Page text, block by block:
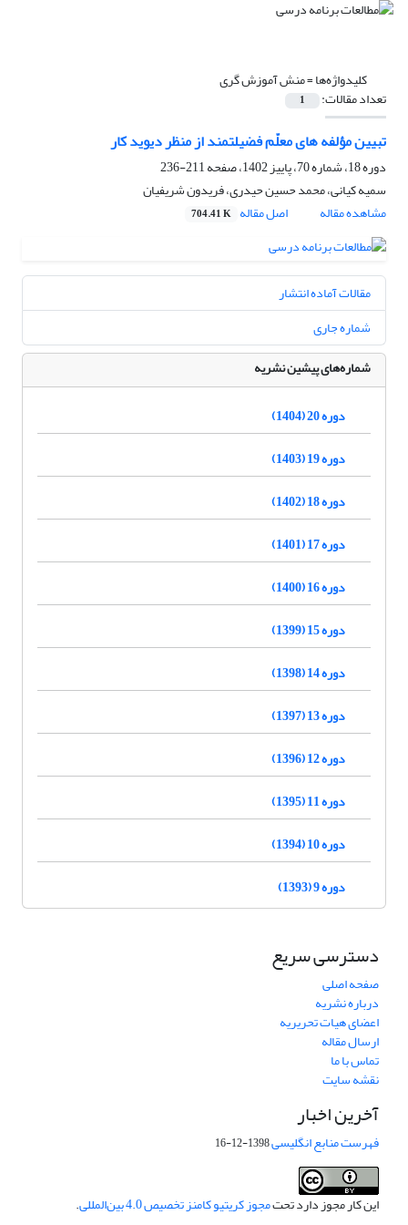
کلیدواژه‌ها =منش آموزش گری
تعداد مقالات: 1
تبیین مؤلفه های معلّم فضیلتمند از منظر دیوید کار
دوره 18، شماره 70، پاییز 1402، صفحه
211-236
سمیه کیانی، محمد حسین حیدری، فریدون شریفیان
مشاهده مقاله
اصل مقاله 704.41 K
مقالات آماده انتشار
شماره جاری
شماره‌های پیشین نشریه
دوره 20 (1404)
دوره 19 (1403)
دوره 18 (1402)
دوره 17 (1401)
دوره 16 (1400)
دوره 15 (1399)
دوره 14 (1398)
دوره 13 (1397)
دوره 12 (1396)
دوره 11 (1395)
دوره 10 (1394)
دوره 9 (1393)
دسترسی سریع
صفحه اصلی
درباره نشریه
اعضای هیات تحریریه
ارسال مقاله
تماس با ما
نقشه سایت
آخرین اخبار
فهرست منابع انگلیسی1398-12-16
این کار مجوز دارد تحتمجوز کریتیو کامنز تخصیص 4.0 بین‌المللی .